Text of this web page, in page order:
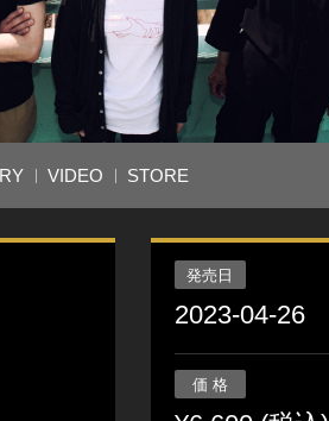
VIDEO STORE
発売日
2023-04-26
価 格